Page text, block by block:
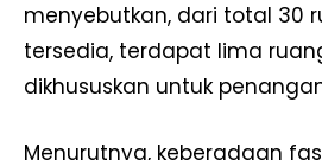
menyebutkan, dari total 30
tersedia, terdapat lima
dikhususkan untuk
Menurutnya, keberadaan